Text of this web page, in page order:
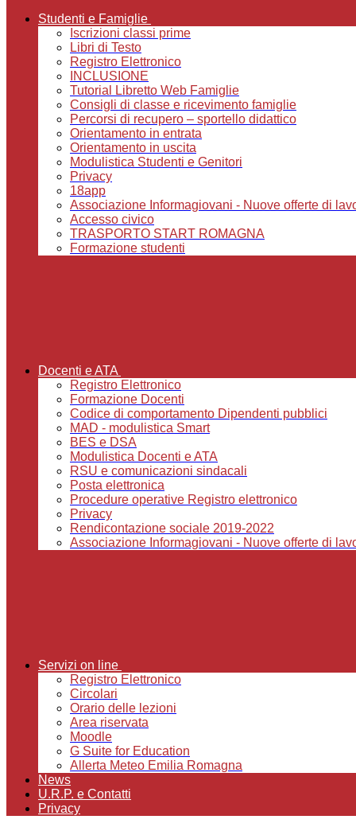
Studenti e Famiglie
Iscrizioni classi prime
Libri di Testo
Registro Elettronico
INCLUSIONE
Tutorial Libretto Web Famiglie
Consigli di classe e ricevimento famiglie
Percorsi di recupero – sportello didattico
Orientamento in entrata
Orientamento in uscita
Modulistica Studenti e Genitori
Privacy
18app
Associazione Informagiovani - Nuove offerte di
Accesso civico
TRASPORTO START ROMAGNA
Formazione studenti
Docenti e ATA
Registro Elettronico
Formazione Docenti
Codice di comportamento Dipendenti pubblici
MAD - modulistica Smart
BES e DSA
Modulistica Docenti e ATA
RSU e comunicazioni sindacali
Posta elettronica
Procedure operative Registro elettronico
Privacy
Rendicontazione sociale 2019-2022
Associazione Informagiovani - Nuove offerte di
Servizi on line
Registro Elettronico
Circolari
Orario delle lezioni
Area riservata
Moodle
G Suite for Education
Allerta Meteo Emilia Romagna
News
U.R.P. e Contatti
Privacy